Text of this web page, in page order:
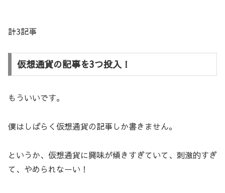
計3記事
仮想通貨の記事を3つ投入！
もういいです。
僕はしばらく仮想通貨の記事しか書きません。
というか、仮想通貨に興味が傾きすぎていて、刺激的すぎ
て、やめられなーい！